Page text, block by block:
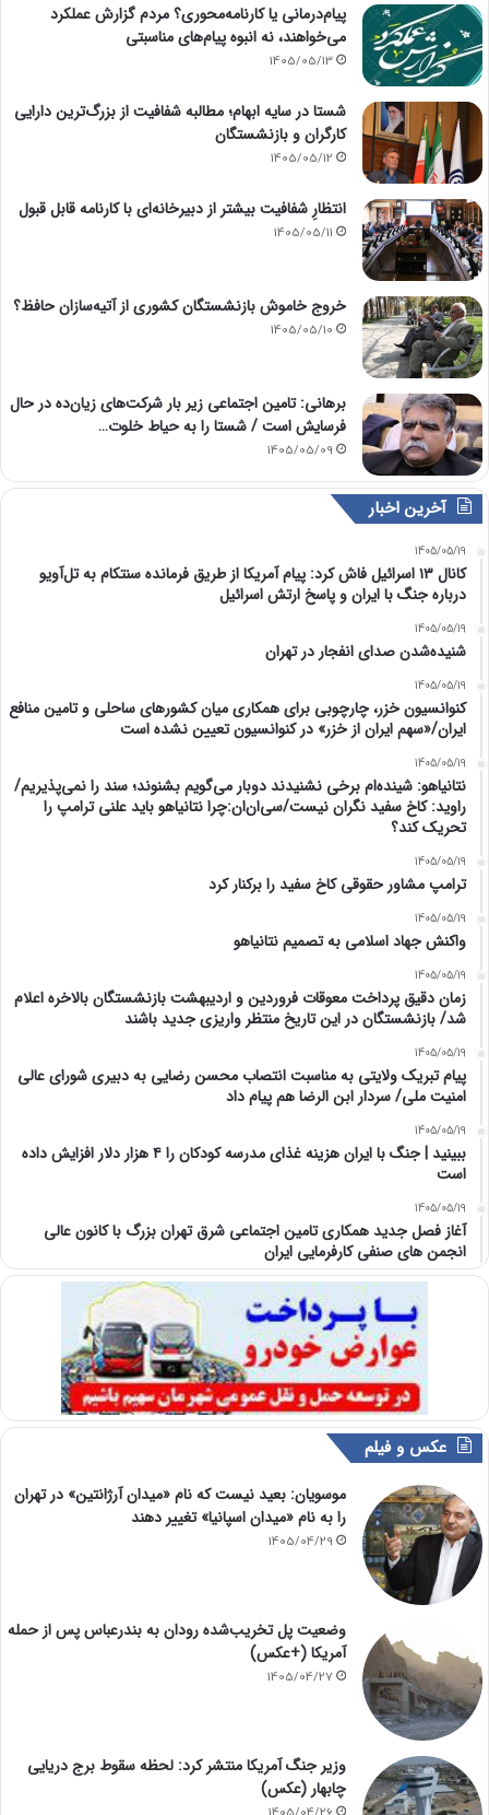
پیام‌درمانی یا کارنامه‌محوری؟ مردم گزارش عملکرد
می‌خواهند، نه انبوه پیام‌های مناسبتی
1405/05/13
شستا در سایه ابهام؛ مطالبه شفافیت از بزرگ‌ترین دارایی
کارگران و بازنشستگان
1405/05/12
انتظارِ شفافیت بیشتر از دبیرخانه‌ای با کارنامه قابل قبول
1405/05/11
خروج خاموش بازنشستگان کشوری از آتیه‌سازان حافظ؟
1405/05/10
برهانی: تامین اجتماعی زیر بار شرکت‌های زیان‌ده در حال
فرسایش است / شستا را به حیاط خلوت…
1405/05/09
آخرین اخبار
1405/05/19
کانال ۱۳ اسرائیل فاش کرد: پیام آمریکا از طریق فرمانده سنتکام به تل‌آویو
درباره جنگ با ایران و پاسخ ارتش اسرائیل
1405/05/19
شنیده‌شدن صدای انفجار در تهران
1405/05/19
کنوانسیون خزر، چارچوبی برای همکاری میان کشورهای ساحلی و تامین منافع
ایران/«سهم ایران از خزر» در کنوانسیون تعیین نشده است
1405/05/19
نتانیاهو: شینده‌ام برخی نشنیدند دوبار می‌گویم بشنوند؛ سند را نمی‌پذیریم/
راوید: کاخ سفید نگران نیست/سی‌ان‌ان:چرا نتانیاهو باید علنی ترامپ را
تحریک کند؟
1405/05/19
ترامپ مشاور حقوقی کاخ سفید را برکنار کرد
1405/05/19
واکنش جهاد اسلامی به تصمیم نتانیاهو
1405/05/19
زمان دقیق پرداخت معوقات فروردین و اردیبهشت بازنشستگان بالاخره اعلام
شد/ بازنشستگان در این تاریخ منتظر واریزی جدید باشند
1405/05/19
پیام تبریک ولایتی به مناسبت انتصاب محسن رضایی به دبیری شورای عالی
امنیت ملی/ سردار ابن الرضا هم پیام داد
1405/05/19
ببینید | جنگ با ایران هزینه غذای مدرسه کودکان را ۴ هزار دلار افزایش داده
است
1405/05/19
آغاز فصل جدید همکاری تامین اجتماعی شرق تهران بزرگ با کانون عالی
انجمن های صنفی کارفرمایی ایران
عکس و فیلم
موسویان: بعید نیست که نام «میدان آرژانتین» در تهران
را به نام «میدان اسپانیا» تغییر دهند
1405/04/29
وضعیت پل تخریب‌شده رودان به بندرعباس پس از حمله
آمریکا (+عکس)
1405/04/27
وزیر جنگ آمریکا منتشر کرد: لحظه سقوط برج دریایی
چابهار (عکس)